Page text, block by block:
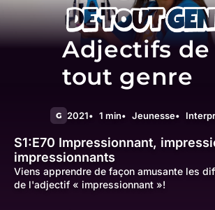
Adjectifs de
tout genre
G 2021 1 min Jeunesse
S1:E70 Impressionnant,
impressionnants
Viens apprendre de façon amusante les
de l'adjectif « impressionnant »!